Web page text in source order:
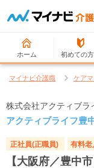
ホーム 初めての
マイナビ介護職 ケア
株式会社アクティブラ
アクティブライフ豊
正社員(正職員) 有料老
【大阪府／豊中